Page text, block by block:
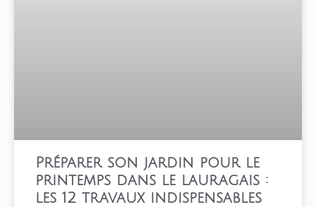
Préparer son jardin pour le
printemps dans le lauragais :
les 12 travaux indispensables